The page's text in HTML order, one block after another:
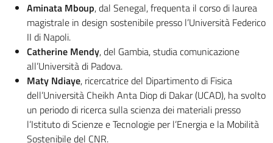
Aminata Mboup, dal Senegal, frequenta il corso di laurea
magistrale in design sostenibile presso l’Università Federico
II di Napoli.
Catherine Mendy, del Gambia, studia comunicazione
all’Università di Padova.
Maty Ndiaye, ricercatrice del Dipartimento di Fisica
dell’Università Cheikh Anta Diop di Dakar (UCAD), ha svolto
un periodo di ricerca sulla scienza dei materiali presso
l’Istituto di Scienze e Tecnologie per l’Energia e la Mobilità
Sostenibile del CNR.